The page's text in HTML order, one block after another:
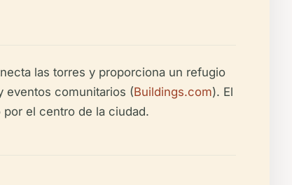
las torres y proporciona un refugio
eventos comunitarios (Buildings.com). El
el centro de la ciudad.